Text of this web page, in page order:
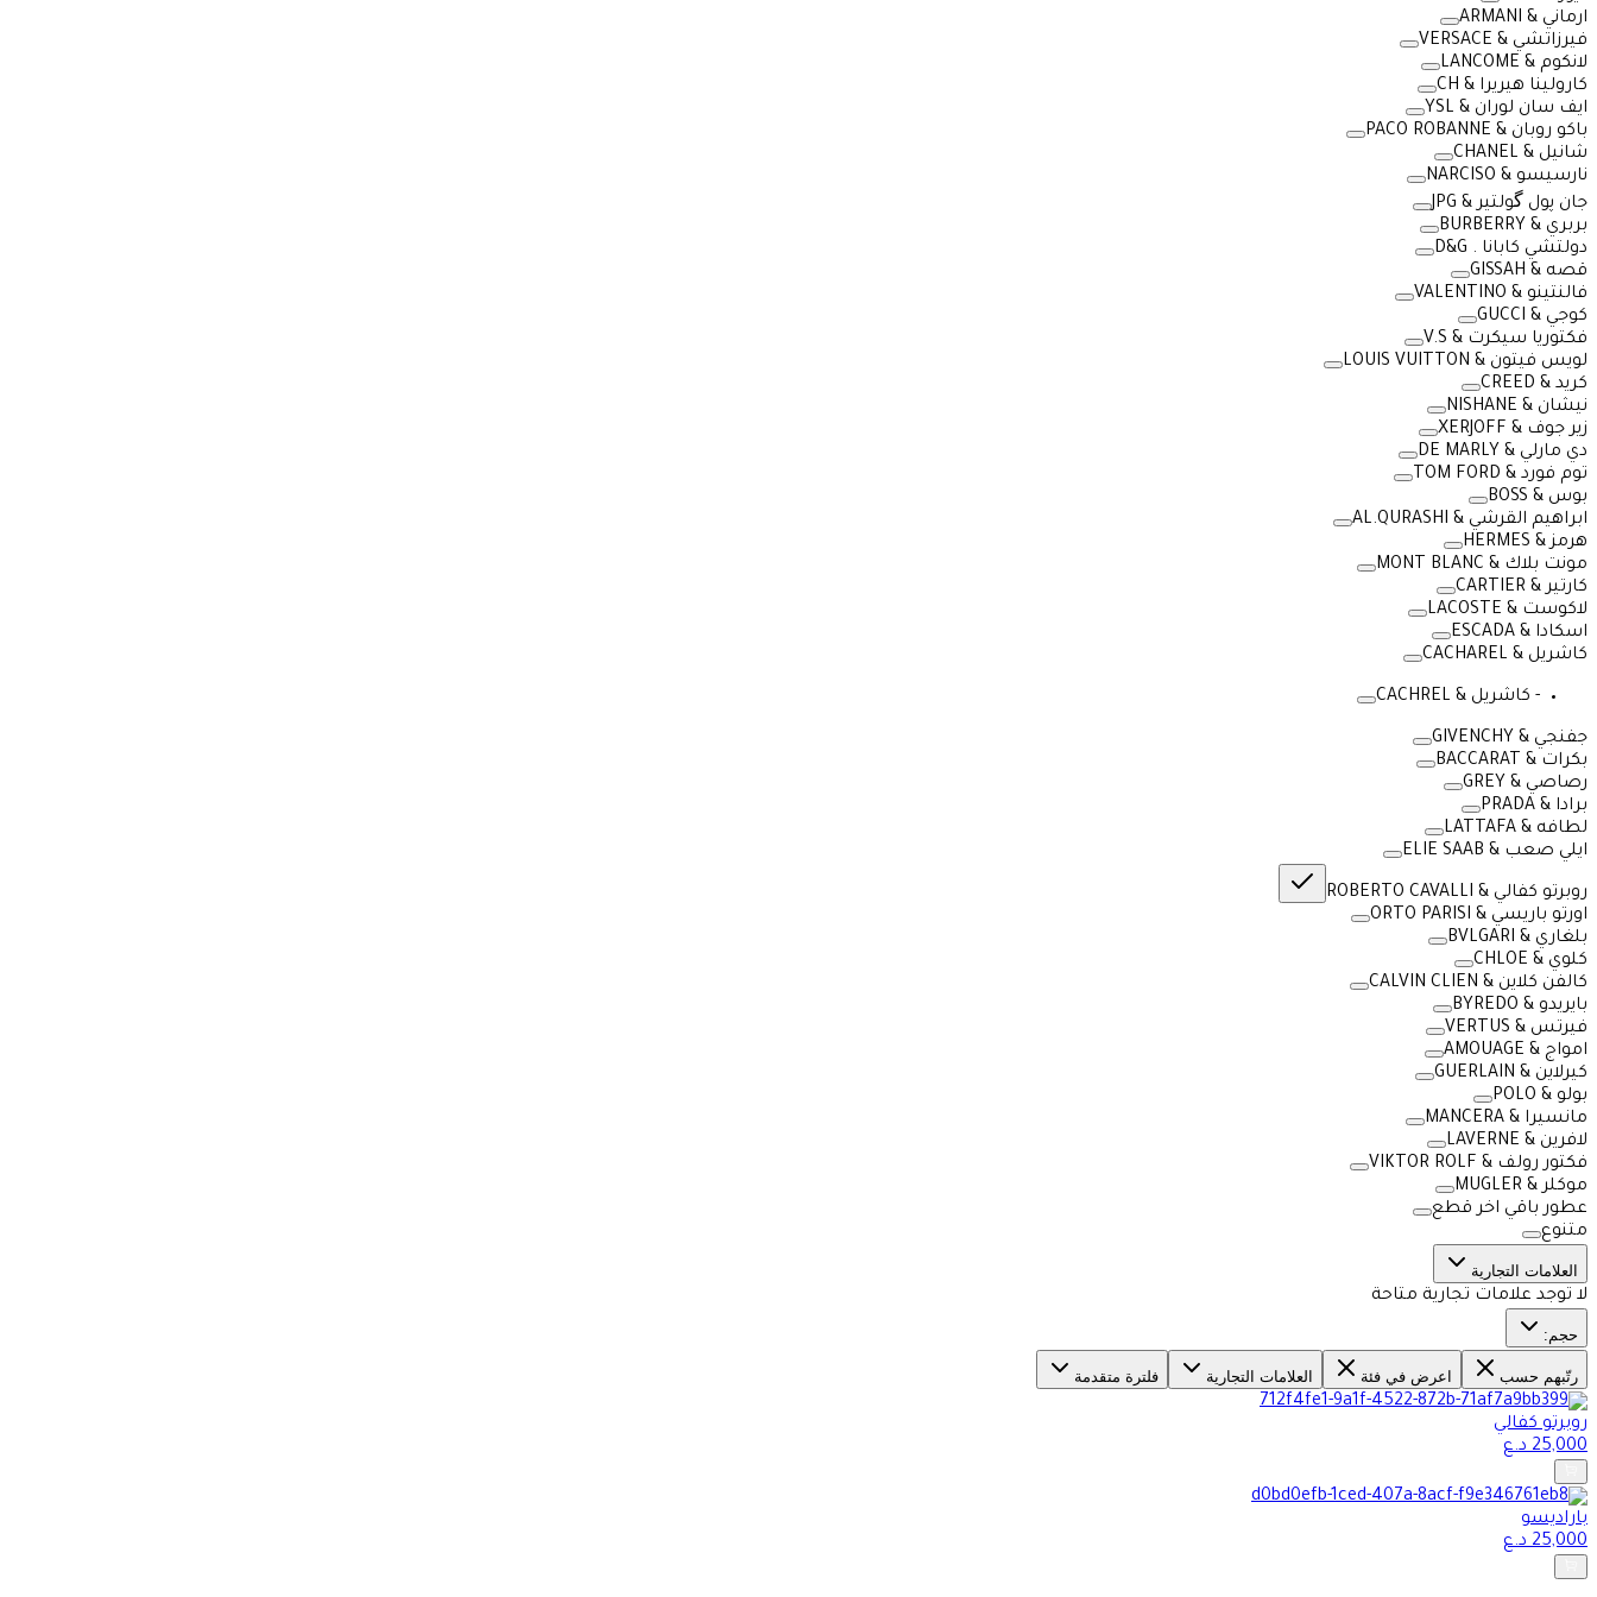
ارماني & ARMANI
فيرزاتشي & VERSACE
لانكوم & LANCOME
كارولينا هيريرا & CH
ايف سان لوران & YSL
باكو روبان & PACO ROBANNE
شانيل & CHANEL
نارسيسو & NARCISO
جان پول گولتير & JPG
بربري & BURBERRY
دولتشي كابانا . D&G
قصه & GISSAH
فالنتينو & VALENTINO
كوجي & GUCCI
فكتوريا سيكرت & V.S
لويس فيتون & LOUIS VUITTON
كريد & CREED
نيشان & NISHANE
زير جوف & XERJOFF
دي مارلي & DE MARLY
توم فورد & TOM FORD
بوس & BOSS
ابراهيم القرشي & AL.QURASHI
هرمز & HERMES
مونت بلاك & MONT BLANC
كارتير & CARTIER
لاكوست & LACOSTE
اسكادا & ESCADA
كاشريل & CACHAREL
- كاشريل & CACHREL
جفنجي & GIVENCHY
بكرات & BACCARAT
رصاصي & GREY
برادا & PRADA
لطافه & LATTAFA
ايلي صعب & ELIE SAAB
روبرتو كفالي & ROBERTO CAVALLI
اورتو باريسي & ORTO PARISI
بلغاري & BVLGARI
كلوي & CHLOE
كالفن كلاين & CALVIN CLIEN
بايريدو & BYREDO
فيرتس & VERTUS
امواج & AMOUAGE
كيرلاين & GUERLAIN
بولو & POLO
مانسيرا & MANCERA
لافرين & LAVERNE
فكتور رولف & VIKTOR ROLF
موكلر & MUGLER
عطور باقي اخر قطع
متنوع
العلامات التجارية
لا توجد علامات تجارية متاحة
حجم:
رتّبهم حسب اعرض في فئة العلامات التجارية فلترة متقدمة
روبرتو كفالي
25,000د.ع
باراديسو
25,000د.ع